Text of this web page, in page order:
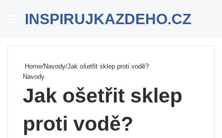
Menu
INSPIRUJKAZDEHO.CZ
Home/Navody/Jak ošetřit sklep proti vodě?
Navody
Jak ošetřit sklep
proti vodě?